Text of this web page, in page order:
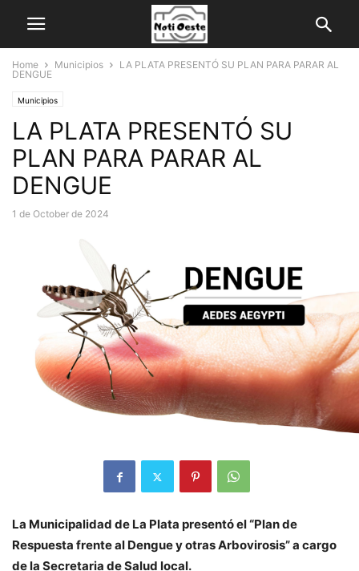
Home Municipios
LA PLATA PRESENTÓ SU PLAN PARA PARAR AL
DENGUE
Municipios
LA PLATA PRESENTÓ SU
PLAN PARA PARAR AL
DENGUE
1 de October de 2024
La Municipalidad de La Plata presentó el “Plan de
Respuesta frente al Dengue y otras Arbovirosis” a cargo
de la Secretaria de Salud local.